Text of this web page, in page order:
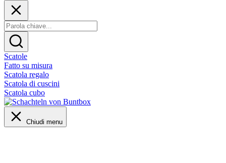
Scatole
Fatto su misura
Scatola regalo
Scatola di cuscini
Scatola cubo
Chiudi menu